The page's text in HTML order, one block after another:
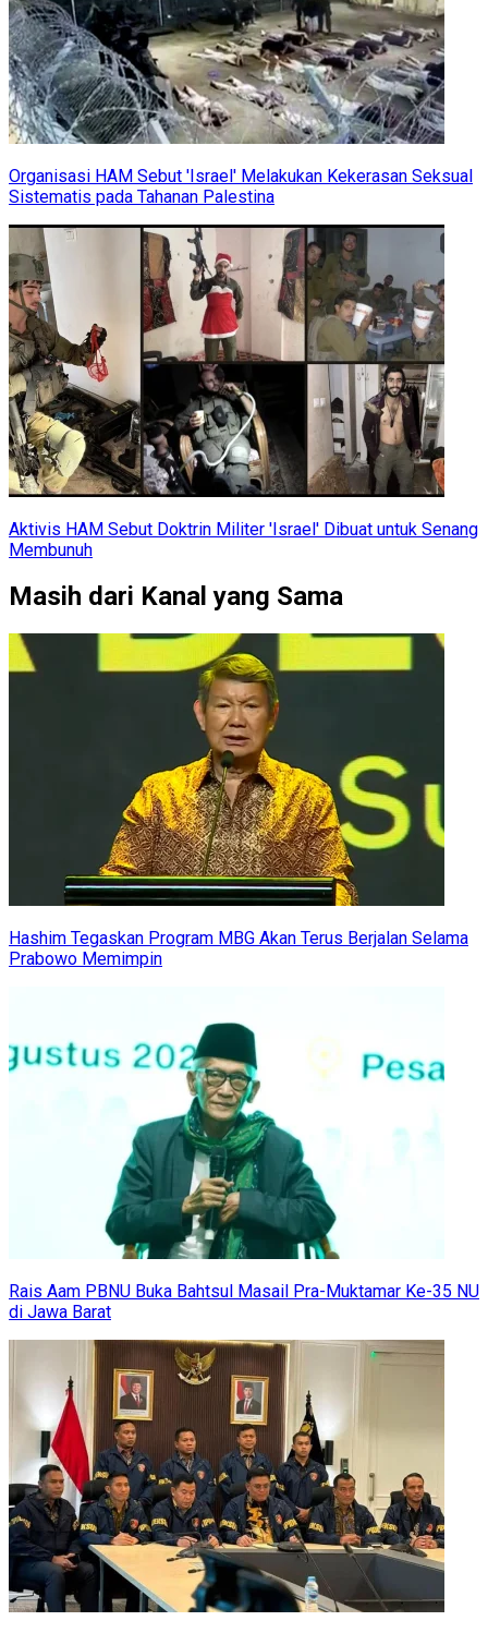
Organisasi HAM Sebut 'Israel' Melakukan Kekerasan Seksual
Sistematis pada Tahanan Palestina
Aktivis HAM Sebut Doktrin Militer 'Israel' Dibuat untuk Senang
Membunuh
Masih dari Kanal yang Sama
Hashim Tegaskan Program MBG Akan Terus Berjalan Selama
Prabowo Memimpin
Rais Aam PBNU Buka Bahtsul Masail Pra-Muktamar Ke-35 NU
di Jawa Barat